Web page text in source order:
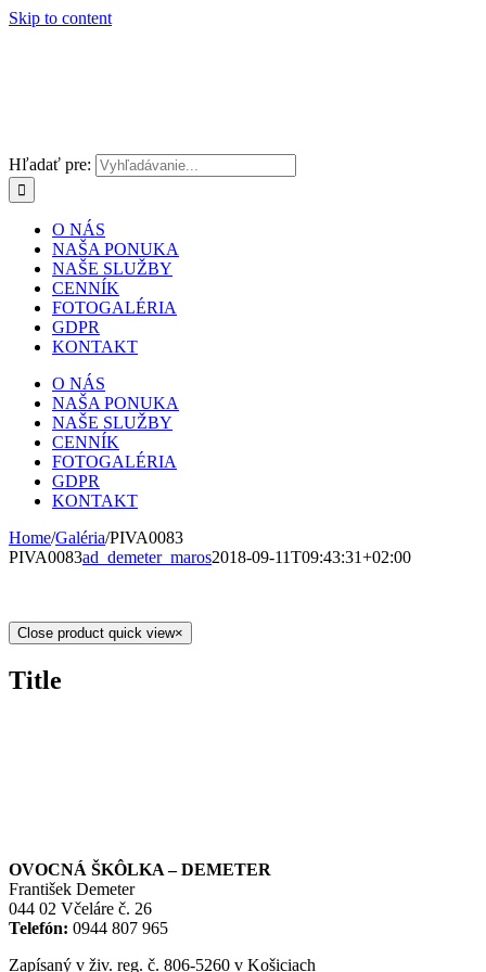
Skip to content
Hľadať pre:
O NÁS
NAŠA PONUKA
NAŠE SLUŽBY
CENNÍK
FOTOGALÉRIA
GDPR
KONTAKT
O NÁS
NAŠA PONUKA
NAŠE SLUŽBY
CENNÍK
FOTOGALÉRIA
GDPR
KONTAKT
Home/Galéria/PIVA0083
PIVA0083ad_demeter_maros2018-09-11T09:43:31+02:00
Close product quick view×
Title
OVOCNÁ ŠKÔLKA – DEMETER
František Demeter
044 02 Včeláre č. 26
Telefón: 0944 807 965
Zapísaný v živ. reg. č. 806-5260 v Košiciach